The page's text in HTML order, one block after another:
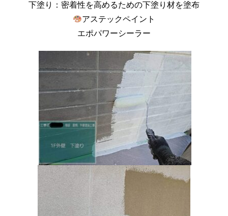
下塗り：密着性を高めるための下塗り材を塗布
アステックペイント
エポパワーシーラー